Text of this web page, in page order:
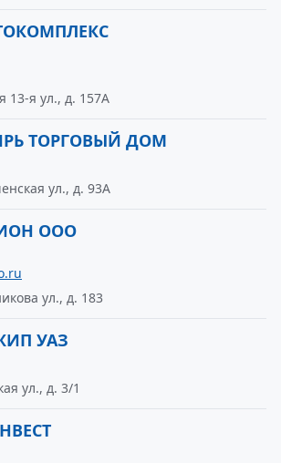
13-я ул., д. 157А
ТОРГОВЫЙ ДОМ
ул., д. 93А
ООО
ул., д. 183
УАЗ
ул., д. 3/1